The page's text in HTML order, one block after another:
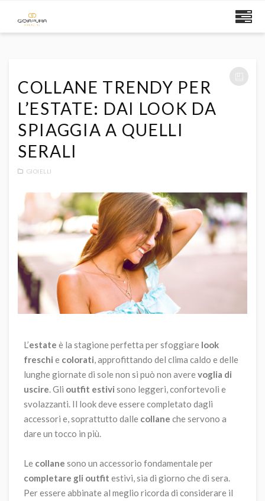
COLLANE TRENDY PER
L’ESTATE: DAI LOOK DA
SPIAGGIA A QUELLI
SERALI
GIOIELLI
L’estate è la stagione perfetta per sfoggiare look
freschi e colorati, approfittando del clima caldo e delle
lunghe giornate di sole non si può non averevoglia di
uscire. Gli outfit estivi sono leggeri, confortevoli e
svolazzanti. Il look deve essere completato dagli
accessori e, soprattutto dalle collane che servono a
dare un tocco in più.
Le collane sono un accessorio fondamentale per
completare gli outfit estivi, sia di giorno che di sera.
Per essere abbinate al meglio ricorda di considerare il